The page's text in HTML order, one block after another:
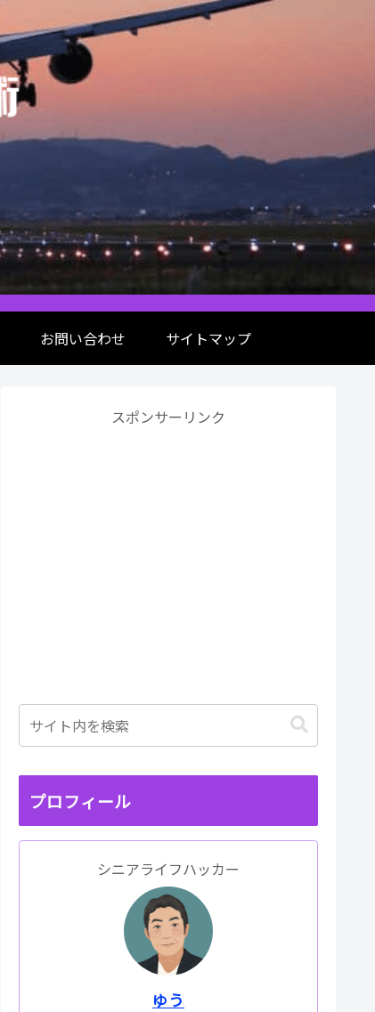
お問い合わせ サイトマップ
スポンサーリンク
プロフィール
シニアライフハッカー
ゆう